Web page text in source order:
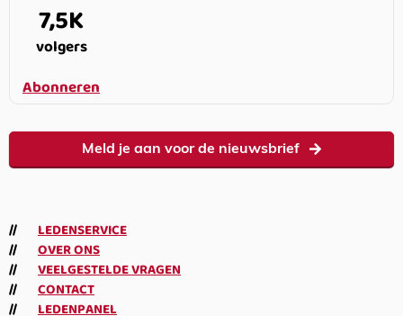
7,5K
volgers
Abonneren
Meld je aan voor de nieuwsbrief
LEDENSERVICE
OVER ONS
VEELGESTELDE VRAGEN
CONTACT
LEDENPANEL